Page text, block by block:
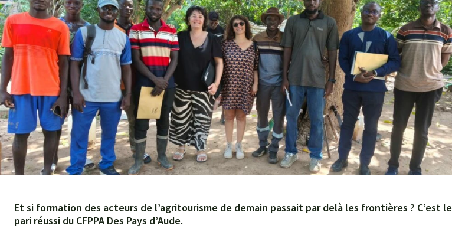
Et si formation des acteurs de l’agritourisme de demain passait par delà les frontières ? C’est le
pari réussi du CFPPA Des Pays d’Aude.